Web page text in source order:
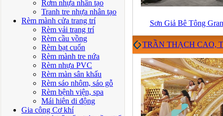
Rơm nhựa nhân tạo
Tranh tre nhựa nhân tạo
Rèm mành cửa trang trí
Rèm vải trang trí
Rèm cầu vồng
Rèm bạt cuốn
Rèm mành tre nứa
Rèm nhựa PVC
Rèm màn sân khấu
Rèm sáo nhôm, sáo gỗ
Rèm bệnh viện, spa
Mái hiên di động
Gia công Cơ khí
Sơn Giả Bê Tông
TRẦN THẠCH CAO,